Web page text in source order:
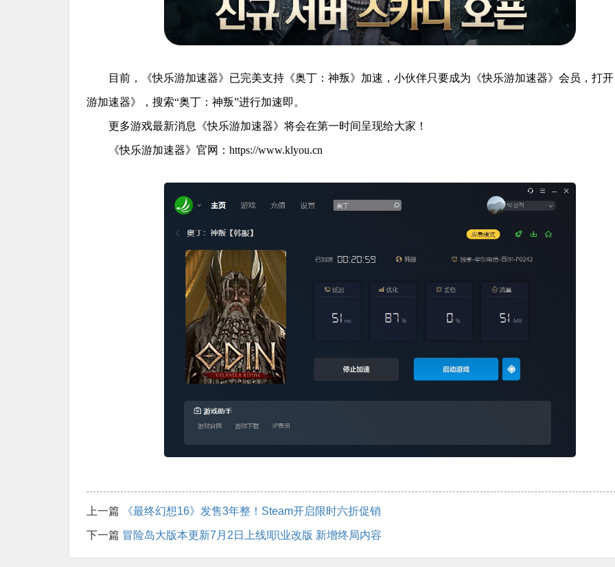
目前，《快乐游加速器》已完美支持《奥丁：神叛》加速，小伙伴只要成为《快乐游加速器》会员，打
游加速器》，搜索“奥丁：神叛”进行加速即。
更多游戏最新消息《快乐游加速器》将会在第一时间呈现给大家！
《快乐游加速器》官网：https://www.klyou.cn
上一篇 《最终幻想16》发售3年整！Steam开启限时六折促销
下一篇 冒险岛大版本更新7月2日上线!职业改版 新增终局内容